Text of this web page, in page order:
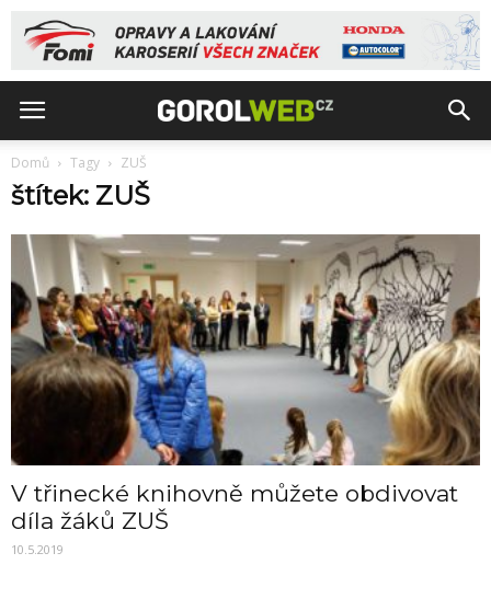
Domů Tagy ZUŠ
štítek: ZUŠ
V třinecké knihovně můžete obdivovat
díla žáků ZUŠ
10.5.2019